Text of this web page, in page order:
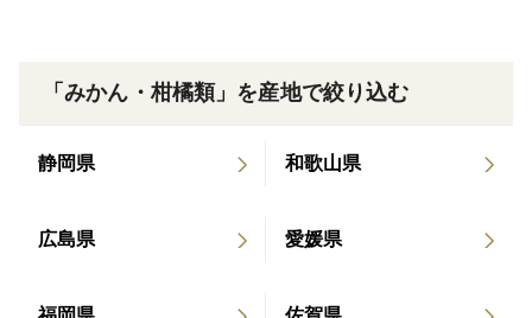
▼注文に際しての注意点 ・返品について
大小混合でお入れしております。
予めご了承ください。
「みかん・柑橘類」を産地で絞り込む
静岡県 和歌山県
広島県 愛媛県